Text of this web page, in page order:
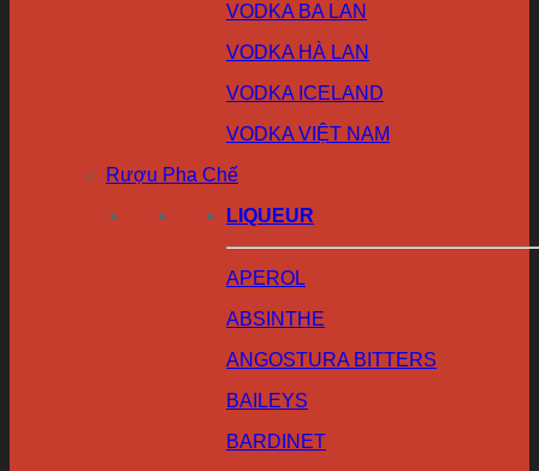
VODKA BA LAN
VODKA HÀ LAN
VODKA ICELAND
VODKA VIỆT NAM
Rượu Pha Chế
LIQUEUR
APEROL
ABSINTHE
ANGOSTURA BITTERS
BAILEYS
BARDINET